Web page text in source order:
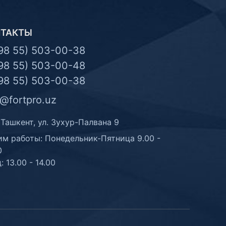
55) 503-00-38
55) 503-00-48
55) 503-00-38
ул. Зухур-Палвана 9
работы: Понедельник-Пятница 9.00 -
13.00 - 14.00